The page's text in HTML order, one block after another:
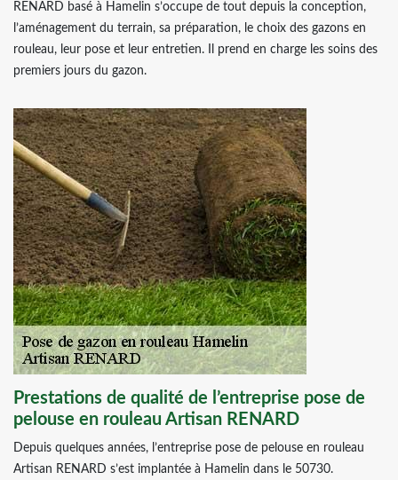
RENARD basé à Hamelin s’occupe de tout depuis la conception,
l’aménagement du terrain, sa préparation, le choix des gazons en
rouleau, leur pose et leur entretien. Il prend en charge les soins des
premiers jours du gazon.
Prestations de qualité de l’entreprise pose de
pelouse en rouleau Artisan RENARD
Depuis quelques années, l’entreprise pose de pelouse en rouleau
Artisan RENARD s’est implantée à Hamelin dans le 50730.